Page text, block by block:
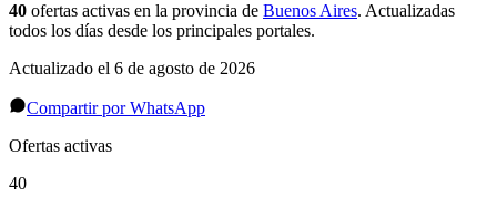
40 ofertas activas en la provincia de Buenos Aires. Actualizadas
todos los días desde los principales portales.
Actualizado el 6 de agosto de 2026
Compartir por WhatsApp
Ofertas activas
40